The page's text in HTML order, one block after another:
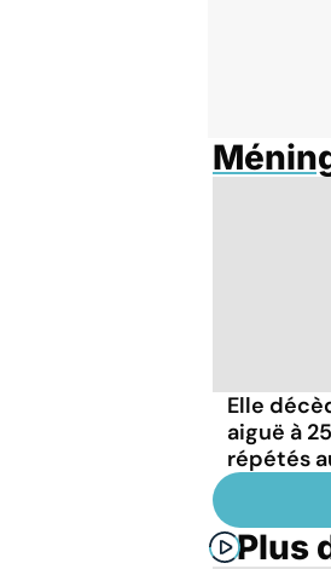
Elle
aiguë à
répétés
Plus